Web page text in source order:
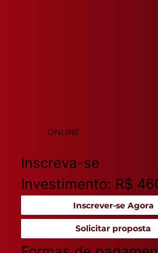
ONLINE
Inscreva-se
Investimento: R$
Inscrever-se Agora
Solicitar proposta